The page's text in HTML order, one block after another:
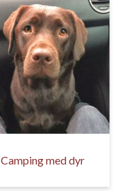
Camping med dyr